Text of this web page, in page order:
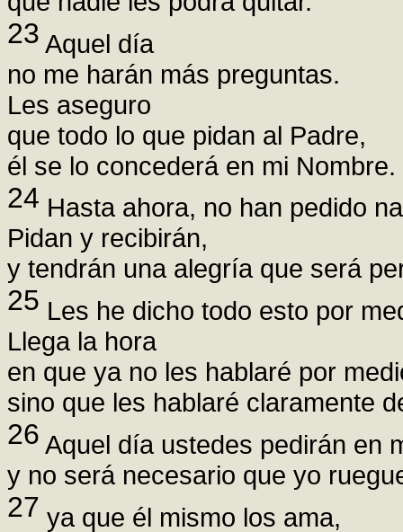
23 Aquel día
no me harán más preguntas.
Les aseguro
que todo lo que pidan al Padre,
él se lo concederá en mi Nombre.
24 Hasta ahora, no han pedido
Pidan y recibirán,
y tendrán una alegría que será
25 Les he dicho todo esto por
Llega la hora
en que ya no les hablaré por
sino que les hablaré claramente
26 Aquel día ustedes pedirán en
y no será necesario que yo
27 ya que él mismo los ama,